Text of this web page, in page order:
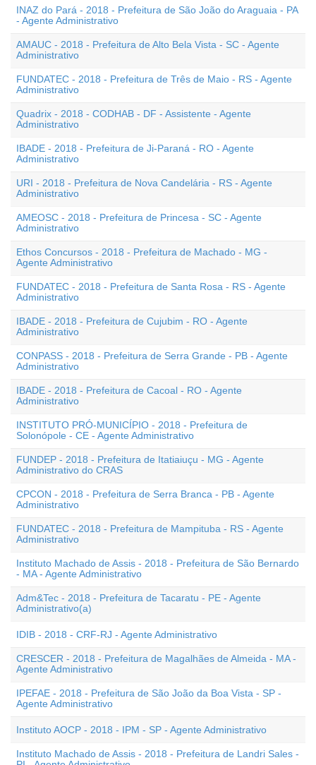
INAZ do Pará - 2018 - Prefeitura de São João do Araguaia - PA
- Agente Administrativo
AMAUC - 2018 - Prefeitura de Alto Bela Vista - SC - Agente
Administrativo
FUNDATEC - 2018 - Prefeitura de Três de Maio - RS - Agente
Administrativo
Quadrix - 2018 - CODHAB - DF - Assistente - Agente
Administrativo
IBADE - 2018 - Prefeitura de Ji-Paraná - RO - Agente
Administrativo
URI - 2018 - Prefeitura de Nova Candelária - RS - Agente
Administrativo
AMEOSC - 2018 - Prefeitura de Princesa - SC - Agente
Administrativo
Ethos Concursos - 2018 - Prefeitura de Machado - MG -
Agente Administrativo
FUNDATEC - 2018 - Prefeitura de Santa Rosa - RS - Agente
Administrativo
IBADE - 2018 - Prefeitura de Cujubim - RO - Agente
Administrativo
CONPASS - 2018 - Prefeitura de Serra Grande - PB - Agente
Administrativo
IBADE - 2018 - Prefeitura de Cacoal - RO - Agente
Administrativo
INSTITUTO PRÓ-MUNICÍPIO - 2018 - Prefeitura de
Solonópole - CE - Agente Administrativo
FUNDEP - 2018 - Prefeitura de Itatiaiuçu - MG - Agente
Administrativo do CRAS
CPCON - 2018 - Prefeitura de Serra Branca - PB - Agente
Administrativo
FUNDATEC - 2018 - Prefeitura de Mampituba - RS - Agente
Administrativo
Instituto Machado de Assis - 2018 - Prefeitura de São Bernardo
- MA - Agente Administrativo
Adm&Tec - 2018 - Prefeitura de Tacaratu - PE - Agente
Administrativo(a)
IDIB - 2018 - CRF-RJ - Agente Administrativo
CRESCER - 2018 - Prefeitura de Magalhães de Almeida - MA -
Agente Administrativo
IPEFAE - 2018 - Prefeitura de São João da Boa Vista - SP -
Agente Administrativo
Instituto AOCP - 2018 - IPM - SP - Agente Administrativo
Instituto Machado de Assis - 2018 - Prefeitura de Landri Sales -